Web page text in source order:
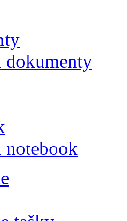
dokumenty
notebook